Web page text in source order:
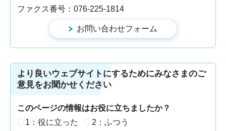
ファクス番号：076-225-1814
より良いウェブサイトにするためにみなさまのご
意見をお聞かせください
このページの情報はお役に立ちましたか？
1：役に立った
2：ふつう